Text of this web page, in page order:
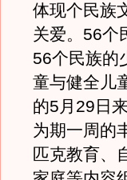
体现个民族
关爱。56个
56个民族的
童与健全儿
的5月29日
为期一周的
匹克教育、